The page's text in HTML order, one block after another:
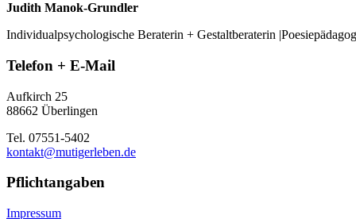
Judith Manok-Grundler
Individualpsychologische Beraterin + Gestaltberaterin
Telefon + E-Mail
Aufkirch 25
88662 Überlingen
Tel. 07551-5402
kontakt@mutigerleben.de
Pflichtangaben
Impressum